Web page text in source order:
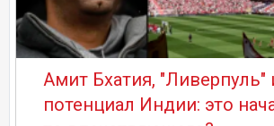
Амит Бхатия, "Ливерпуль"
потенциал Индии: это